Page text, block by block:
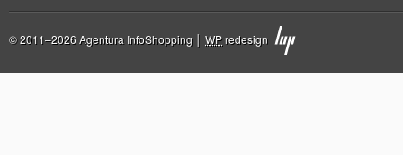
© 2011–2026 Agentura InfoShopping │ WPredesign